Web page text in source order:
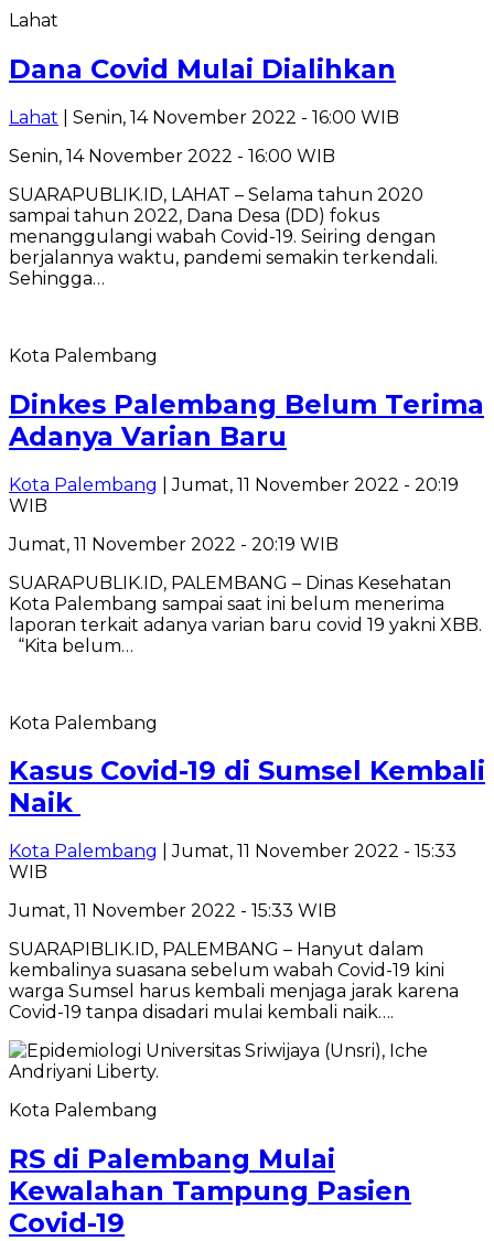
Lahat
Dana Covid Mulai Dialihkan
Lahat | Senin, 14 November 2022 - 16:00 WIB
Senin, 14 November 2022 - 16:00 WIB
SUARAPUBLIK.ID, LAHAT – Selama tahun 2020
sampai tahun 2022, Dana Desa (DD) fokus
menanggulangi wabah Covid-19. Seiring dengan
berjalannya waktu, pandemi semakin terkendali.
Sehingga…
Kota Palembang
Dinkes Palembang Belum Terima
Adanya Varian Baru
Kota Palembang
| Jumat, 11 November 2022 - 20:19
WIB
Jumat, 11 November 2022 - 20:19 WIB
SUARAPUBLIK.ID, PALEMBANG – Dinas Kesehatan
Kota Palembang sampai saat ini belum menerima
laporan terkait adanya varian baru covid 19 yakni XBB.
“Kita belum…
Kota Palembang
Kasus Covid-19 di Sumsel Kembali
Naik
Kota Palembang
| Jumat, 11 November 2022 - 15:33
WIB
Jumat, 11 November 2022 - 15:33 WIB
SUARAPIBLIK.ID, PALEMBANG – Hanyut dalam
kembalinya suasana sebelum wabah Covid-19 kini
warga Sumsel harus kembali menjaga jarak karena
Covid-19 tanpa disadari mulai kembali naik….
Kota Palembang
RS di Palembang Mulai
Kewalahan Tampung Pasien
Covid-19